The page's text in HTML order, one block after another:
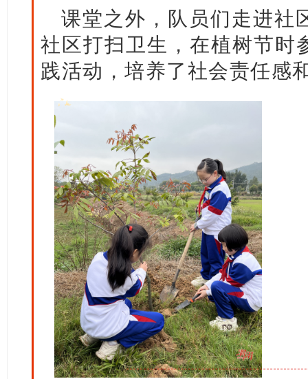
课堂之外，队员们走进社
社区打扫卫生，在植树节时
践活动，培养了社会责任感